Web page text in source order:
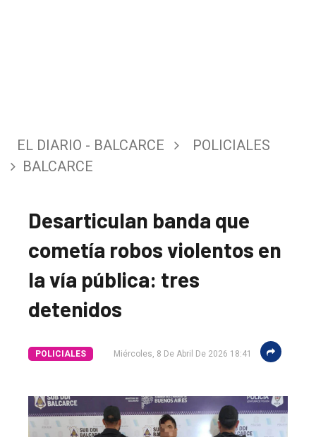
EL DIARIO - BALCARCE
POLICIALES
BALCARCE
Desarticulan banda que
cometía robos violentos en
la vía pública: tres
detenidos
POLICIALES Miércoles, 8 De Abril De 2026 18:41